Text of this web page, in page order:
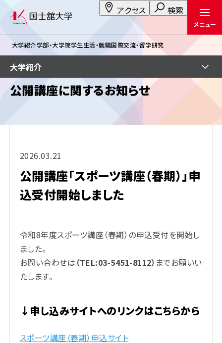
アクセス 検索
メニュー
大学紹介学部・大学院学生生活・就職国際交流・留学研究
公開講座に関するお知らせ
2026.03.21
公開講座「スポーツ講座（春期）」申
込受付開始しました
令和8年度スポーツ講座（春期）の申込受付を開始し
ました。
お問い合わせは （TEL:03-5451-8112） までお願いい
たします。
↓申し込みサイトへのリンクはこちらから
スポーツ講座（春期）申込サイト
大学紹介